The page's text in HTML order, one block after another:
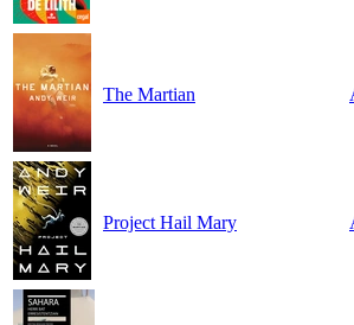
The Martian
Project Hail Mary